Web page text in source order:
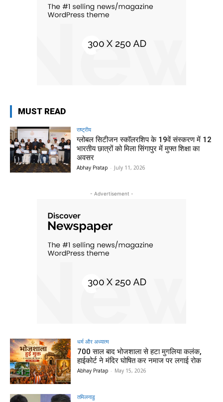
MUST READ
राष्ट्रीय
ग्लोबल सिटीजन स्कॉलरशिप के 19वें संस्करण में 12
भारतीय छात्रों को मिला सिंगापुर में मुफ्त शिक्षा का
अवसर
Abhay Pratap - July 11, 2026
- Advertisement -
धर्म और अध्यात्म
700 साल बाद भोजशाला से हटा मुगलिया कलंक,
हाईकोर्ट ने मंदिर घोषित कर नमाज पर लगाई रोक
Abhay Pratap - May 15, 2026
तमिलनाडु